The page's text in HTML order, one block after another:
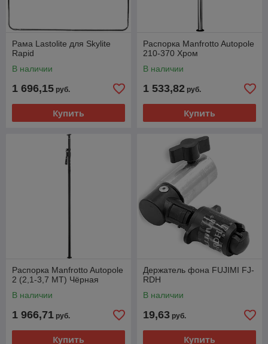
Рама Lastolite для Skylite
Rapid
В наличии
1 696,15 руб.
Купить
Распорка Manfrotto Autopole
210-370 Хром
В наличии
1 533,82 руб.
Купить
Распорка Manfrotto Autopole
2 (2,1-3,7 MT) Чёрная
В наличии
1 966,71 руб.
Купить
Держатель фона FUJIMI FJ-
RDH
В наличии
19,63 руб.
Купить